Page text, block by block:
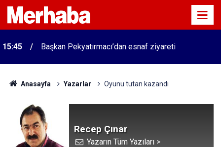
15:45 Başkan Pekyatırmacı’dan esnaf ziyareti
Anasayfa Yazarlar Oyunu tutan kazandı
Recep Çınar
Yazarın Tüm Yazıları >